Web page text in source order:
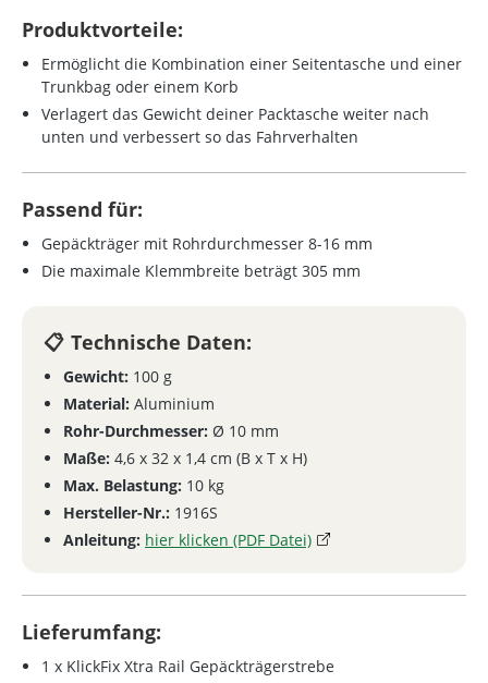
Produktvorteile:
Ermöglicht die Kombination einer Seitentasche und einer
Trunkbag oder einem Korb
Verlagert das Gewicht deiner Packtasche weiter nach
unten und verbessert so das Fahrverhalten
Passend für:
Gepäckträger mit Rohrdurchmesser 8-16 mm
Die maximale Klemmbreite beträgt 305 mm
Technische Daten:
Gewicht: 100 g
Material: Aluminium
Rohr-Durchmesser: Ø 10 mm
Maße: 4,6 x 32 x 1,4 cm (B x T x H)
Max. Belastung: 10 kg
Hersteller-Nr.: 1916S
Anleitung: hier klicken (PDF Datei)
Lieferumfang:
1 x KlickFix Xtra Rail Gepäckträgerstrebe